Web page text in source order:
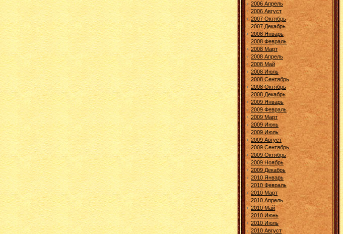
2006 Апрель
2006 Август
2007 Октябрь
2007 Декабрь
2008 Январь
2008 Февраль
2008 Март
2008 Апрель
2008 Май
2008 Июль
2008 Сентябрь
2008 Октябрь
2008 Декабрь
2009 Январь
2009 Февраль
2009 Март
2009 Июнь
2009 Июль
2009 Август
2009 Сентябрь
2009 Октябрь
2009 Ноябрь
2009 Декабрь
2010 Январь
2010 Февраль
2010 Март
2010 Апрель
2010 Май
2010 Июнь
2010 Июль
2010 Август